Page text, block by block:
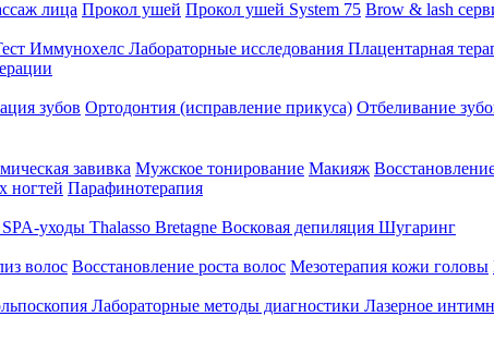
лица Прокол ушей Прокол ушей System 75 Brow & lash
Иммунохелс Лабораторные исследования Плацентарная
зубов Ортодонтия (исправление прикуса) Отбеливание
завивка Мужское тонирование Макияж
ногтей Парафинотерапия
SPA-уходы Thalasso Bretagne Восковая депиляция Шугаринг
волос Восстановление роста волос Мезотерапия кожи головы
Лабораторные методы диагностики Лазерное